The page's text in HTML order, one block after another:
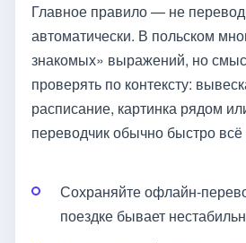
Главное правило — не
автоматически. В польском
знакомых» выражений, но
проверять по контексту:
расписание, картинка рядом
переводчик обычно быстро
Сохраняйте офлайн-
поездке бывает